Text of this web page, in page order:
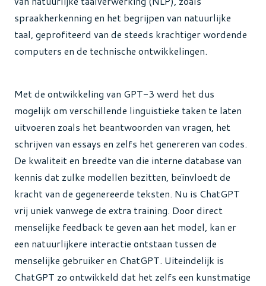
spraakherkenning en het begrijpen van natuurlijke
taal, geprofiteerd van de steeds krachtiger wordende
computers en de technische ontwikkelingen.
Met de ontwikkeling van GPT-3 werd het dus
mogelijk om verschillende linguistieke taken te laten
uitvoeren zoals het beantwoorden van vragen, het
schrijven van essays en zelfs het genereren van codes.
De kwaliteit en breedte van die interne database van
kennis dat zulke modellen bezitten, beïnvloedt de
kracht van de gegenereerde teksten. Nu is ChatGPT
vrij uniek vanwege de extra training. Door direct
menselijke feedback te geven aan het model, kan er
een natuurlijkere interactie ontstaan tussen de
menselijke gebruiker en ChatGPT. Uiteindelijk is
ChatGPT zo ontwikkeld dat het zelfs een kunstmatige